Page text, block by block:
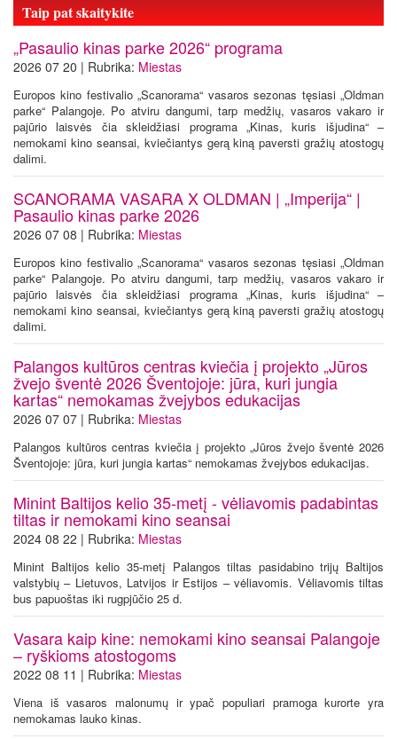
Taip pat skaitykite
„Pasaulio kinas parke 2026“ programa
2026 07 20 | Rubrika: Miestas
Europos kino festivalio „Scanorama“ vasaros sezonas tęsiasi „Oldman
parke“ Palangoje. Po atviru dangumi, tarp medžių, vasaros vakaro ir
pajūrio laisvės čia skleidžiasi programa „Kinas, kuris išjudina“ –
nemokami kino seansai, kviečiantys gerą kiną paversti gražių atostogų
dalimi.
SCANORAMA VASARA X OLDMAN | „Imperija“ |
Pasaulio kinas parke 2026
2026 07 08 | Rubrika: Miestas
Europos kino festivalio „Scanorama“ vasaros sezonas tęsiasi „Oldman
parke“ Palangoje. Po atviru dangumi, tarp medžių, vasaros vakaro ir
pajūrio laisvės čia skleidžiasi programa „Kinas, kuris išjudina“ –
nemokami kino seansai, kviečiantys gerą kiną paversti gražių atostogų
dalimi.
Palangos kultūros centras kviečia į projekto „Jūros
žvejo šventė 2026 Šventojoje: jūra, kuri jungia
kartas“ nemokamas žvejybos edukacijas
2026 07 07 | Rubrika: Miestas
Palangos kultūros centras kviečia į projekto „Jūros žvejo šventė 2026
Šventojoje: jūra, kuri jungia kartas“ nemokamas žvejybos edukacijas.
Minint Baltijos kelio 35-metį - vėliavomis padabintas
tiltas ir nemokami kino seansai
2024 08 22 | Rubrika: Miestas
Minint Baltijos kelio 35-metį Palangos tiltas pasidabino trijų Baltijos
valstybių – Lietuvos, Latvijos ir Estijos – vėliavomis. Vėliavomis tiltas
bus papuoštas iki rugpjūčio 25 d.
Vasara kaip kine: nemokami kino seansai Palangoje
– ryškioms atostogoms
2022 08 11 | Rubrika: Miestas
Viena iš vasaros malonumų ir ypač populiari pramoga kurorte yra
nemokamas lauko kinas.